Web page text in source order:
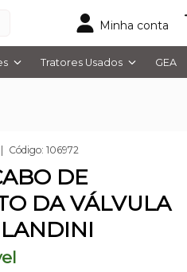
Minha conta
Tratores Usados GEA
Código: 106972
DE
DA VÁLVULA